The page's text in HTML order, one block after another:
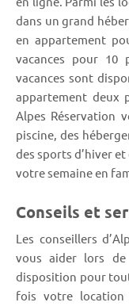
dans un grand
en appartement
vacances pour 10
vacances sont
appartement deux
Alpes Réservation
piscine, des
des sports d’hiver
votre semaine en
Conseils et
Les conseillers
vous aider lors
disposition pour
fois votre location